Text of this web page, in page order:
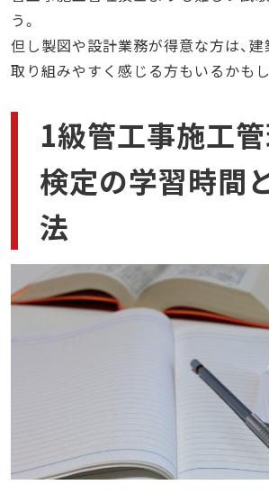
う。
但し製図や設計業務が得意な方は、
取り組みやすく感じる方もいるかもし
1級管工事施工
検定の学習時間
法